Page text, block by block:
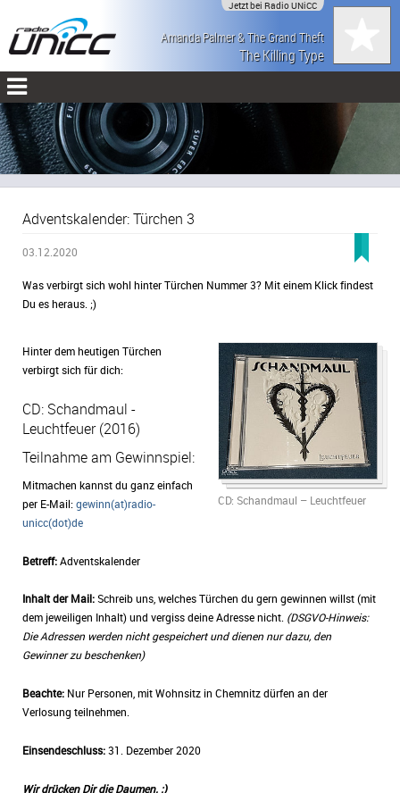
Jetzt bei Radio UNiCC
Amanda Palmer & The Grand Theft
Orchestra
The Killing Type
Adventskalender: Türchen 3
03.12.2020
Was verbirgt sich wohl hinter Türchen Nummer 3? Mit einem Klick findest
Du es heraus. ;)
CD: Schandmaul – Leuchtfeuer
Hinter dem heutigen Türchen
verbirgt sich für dich:
CD: Schandmaul -
Leuchtfeuer (2016)
Teilnahme am Gewinnspiel:
Mitmachen kannst du ganz einfach
per E-Mail:gewinn(at)radio-
unicc(dot)de
Betreff:Adventskalender
Inhalt der Mail:Schreib uns, welches Türchen du gern gewinnen willst (mit
dem jeweiligen Inhalt) und vergiss deine Adresse nicht. (DSGVO-Hinweis:
Die Adressen werden nicht gespeichert und dienen nur dazu, den
Gewinner zu beschenken)
Beachte: Nur Personen, mit Wohnsitz in Chemnitz dürfen an der
Verlosung teilnehmen.
Einsendeschluss:31. Dezember 2020
Wir drücken Dir die Daumen. :)